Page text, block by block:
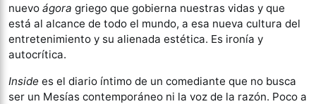
nuevo ágora griego que gobierna nuestras vidas y que
está al alcance de todo el mundo, a esa nueva cultura del
entretenimiento y su alienada estética. Es ironía y
autocrítica.
Inside es el diario íntimo de un comediante que no busca
ser un Mesías contemporáneo ni la voz de la razón. Poco a